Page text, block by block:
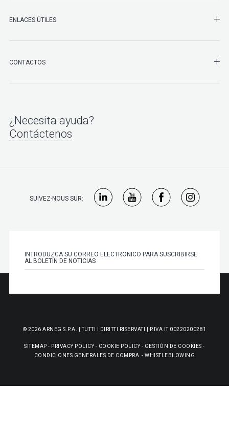
ENLACES ÚTILES
CONTACTOS
¿Necesita ayuda?
Contáctenos
SUIVEZ-NOUS SUR:
© 2026 ARNEG S.P.A. | TUTTI I DIRITTI RISERVATI | P.IVA IT 00220200281
SITEMAP - PRIVACY POLICY - COOKIE POLICY - GESTIÓN DE COOKIES -
CONDICIONES GENERALES DE COMPRA -WHISTLEBLOWING